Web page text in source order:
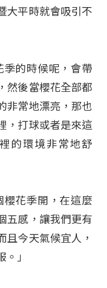
大平時就會吸引不
季的時候呢，會帶
然後當櫻花全部都
非常地漂亮，那也
，打球或者是來這
的環境非常地舒
櫻花季開，在這麼
五感，讓我們更有
且今天氣候宜人，
」